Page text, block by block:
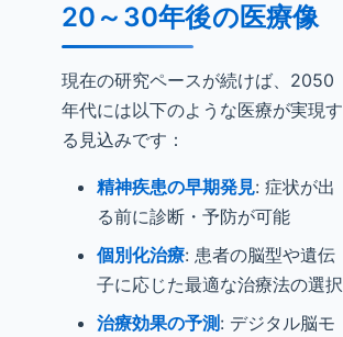
20～30年後の医療像
現在の研究ペースが続けば、2050
年代には以下のような医療が実現す
る見込みです：
精神疾患の早期発見: 症状が出
る前に診断・予防が可能
個別化治療: 患者の脳型や遺伝
子に応じた最適な治療法の選択
治療効果の予測 : デジタル脳モ